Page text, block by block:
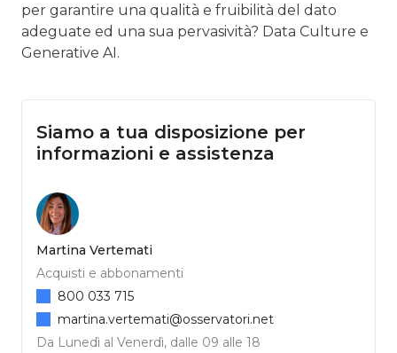
per garantire una qualità e fruibilità del dato
adeguate ed una sua pervasività? Data Culture e
Generative AI.
Siamo a tua disposizione per
informazioni e assistenza
Martina Vertemati
Acquisti e abbonamenti
Da Lunedì al Venerdì, dalle 09 alle 18
800 033 715
martina.vertemati@osservatori.net